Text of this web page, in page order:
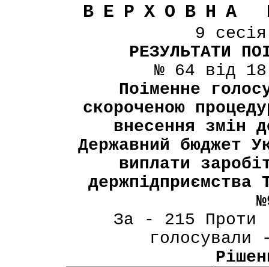
ВЕРХОВНА
9
РЕЗУЛЬТАТИ
№ 64 від
Поіменне
скороченою
внесення змін
Державний бюджет
виплати
За - 215 Проти